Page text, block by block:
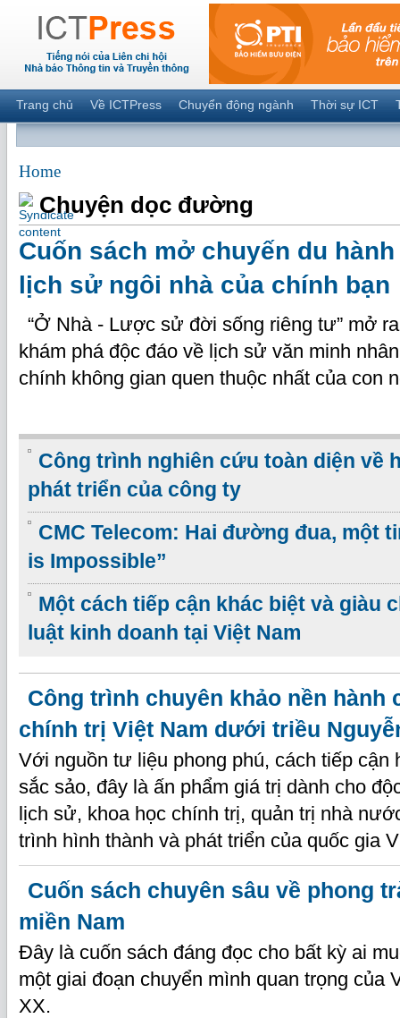
Trang chủ Về ICTPress Chuyển động ngành Thời sự ICT
Home
Chuyện dọc đường
Cuốn sách mở chuyến du
lịch sử ngôi nhà của chính bạn
“Ở Nhà - Lược sử đời sống riêng tư” mở
khám phá độc đáo về lịch sử văn minh
chính không gian quen thuộc nhất của con
Công trình nghiên cứu toàn diện về
phát triển của công ty
CMC Telecom: Hai đường đua, một
is Impossible”
Một cách tiếp cận khác biệt và giàu
luật kinh doanh tại Việt Nam
Công trình chuyên khảo nền hành
chính trị Việt Nam dưới triều
Với nguồn tư liệu phong phú, cách tiếp cận
sắc sảo, đây là ấn phẩm giá trị dành cho
lịch sử, khoa học chính trị, quản trị nhà
trình hình thành và phát triển của quốc gia
Cuốn sách chuyên sâu về phong
miền Nam
Đây là cuốn sách đáng đọc cho bất kỳ ai
một giai đoạn chuyển mình quan trọng của
XX.